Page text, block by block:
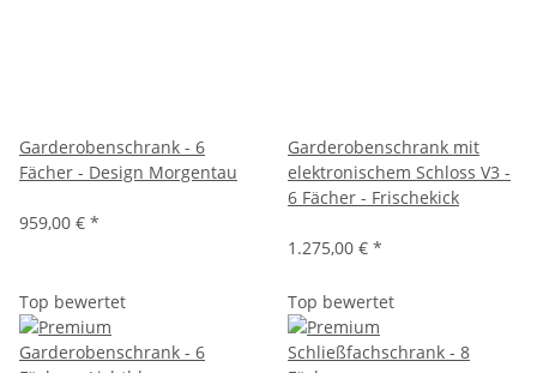
Garderobenschrank - 6
Fächer - Design Morgentau
959,00 € *
Garderobenschrank mit
elektronischem Schloss V3 -
6 Fächer - Frischekick
1.275,00 € *
Top bewertet Top bewertet